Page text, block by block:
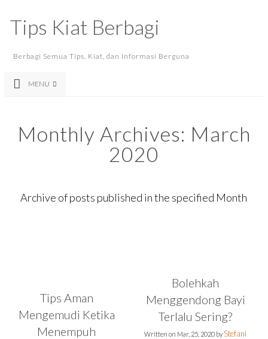
Tips Kiat Berbagi
Berbagi Semua Tips, Kiat, dan Informasi Berguna
MENU
Monthly Archives: March
2020
Archive of posts published in the specified Month
Tips Aman
Mengemudi Ketika
Menempuh
Bolehkah
Menggendong Bayi
Terlalu Sering?
Written on Mar, 25, 2020 byStefani